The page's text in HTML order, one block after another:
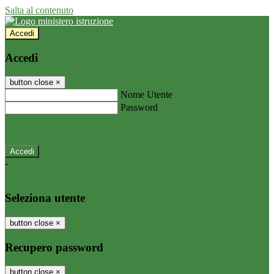
Salta al contenuto
Accedi
Accedi
button close ×
Nome Utente
Password
-
Seleziona utente
button close ×
Recupero password
button close ×